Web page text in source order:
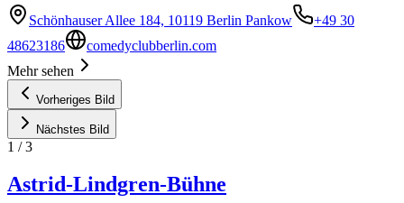
Schönhauser Allee 184, 10119 Berlin Pankow
+49 30
48623186
comedyclubberlin.com
Mehr sehen
Vorheriges Bild
Nächstes Bild
1 /3
Astrid-Lindgren-Bühne